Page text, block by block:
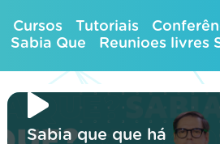
Cursos Tutoriais
Sabia Que Reunioes livres
Sabia que que há